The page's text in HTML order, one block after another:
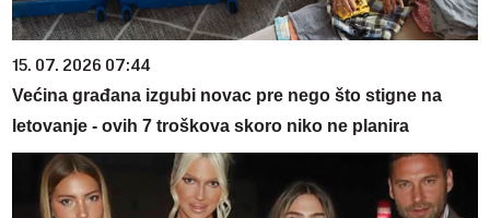
15. 07. 2026 07:44
Većina građana izgubi novac pre nego što stigne na
letovanje - ovih 7 troškova skoro niko ne planira